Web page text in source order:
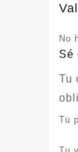
No
Sé
Tu
Tu